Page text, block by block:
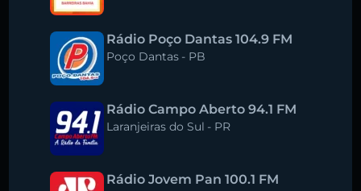
Rádio Poço Dantas 104.9 FM
Poço Dantas - PB
Rádio Campo Aberto 94.1 FM
Laranjeiras do Sul - PR
Rádio Jovem Pan 100.1 FM